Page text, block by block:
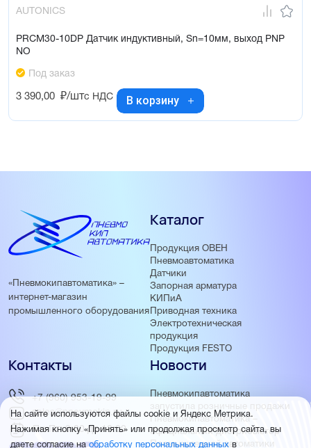
AUTONICS
PRCM30-10DP Датчик индуктивный, Sn=10мм, выход PNP
NO
Под заказ
3 390,00 ₽/штс НДС В корзину
«Пневмокипавтоматика» –
интернет-магазин
промышленного оборудования
Каталог
Продукция ОВЕН
Пневмоавтоматика
Датчики
Запорная арматура
КИПиА
Приводная техника
Электротехническая
продукция
Продукция FESTO
Новости
Пневмокипавтоматика
запустила розничные продажи
Пневмокипавтоматика –
официальный дистрибьютор
Промышленной автоматики
Контакты
+7 (960) 953-19-99
sales@pnevmokip.ru
Пн-Пт: 9:00 до 18:00
На сайте используются файлы cookie и Яндекс Метрика.
Нажимая кнопку «Принять» или продолжая просмотр сайта, вы
даете согласие наобработку персональных данныхв